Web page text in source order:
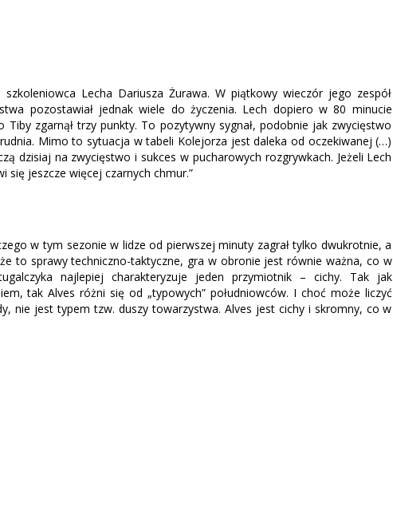
Lecha Dariusza Żurawa. W piątkowy wieczór jego zespół
pozostawiał jednak wiele do życzenia. Lech dopiero w 80 minucie
zgarnął trzy punkty. To pozytywny sygnał, podobnie jak zwycięstwo
Mimo to sytuacja w tabeli Kolejorza jest daleka od oczekiwanej (…)
dzisiaj na zwycięstwo i sukces w pucharowych rozgrywkach. Jeżeli Lech
się jeszcze więcej czarnych chmur.”
w tym sezonie w lidze od pierwszej minuty zagrał tylko dwukrotnie, a
to sprawy techniczno-taktyczne, gra w obronie jest równie ważna, co w
najlepiej charakteryzuje jeden przymiotnik – cichy. Tak jak
tak Alves różni się od „typowych” południowców. I choć może liczyć
nie jest typem tzw. duszy towarzystwa. Alves jest cichy i skromny, co w